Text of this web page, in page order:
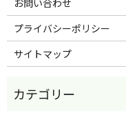
プライバシーポリシー
サイトマップ